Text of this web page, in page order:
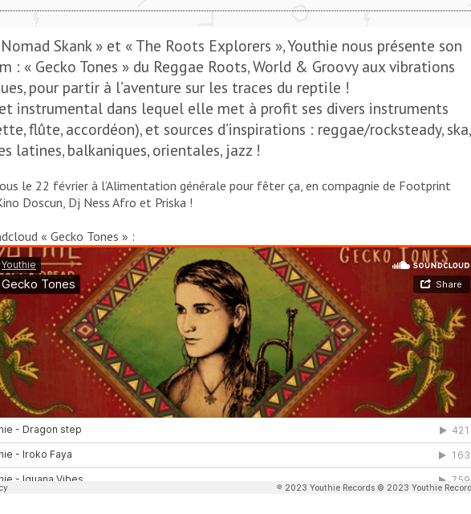
Skank » et « The Roots Explorers », Youthie nous présente son
: « Gecko Tones » du Reggae Roots, World & Groovy aux vibrations
pour partir à l’aventure sur les traces du reptile !
instrumental dans lequel elle met à profit ses divers instruments
flûte, accordéon), et sources d’inspirations : reggae/rocksteady, ska,
latines, balkaniques, orientales, jazz !
le 22 février à l’Alimentation générale pour fêter ça, en compagnie de Footprint
Doscun, Dj Ness Afro et Priska !
« Gecko Tones » :